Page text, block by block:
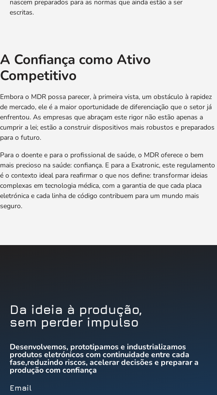
nascem preparados para as normas que ainda estão a ser
escritas.
A Confiança como Ativo
Competitivo
Embora o MDR possa parecer, à primeira vista, um obstáculo à rapidez
de mercado, ele é a maior oportunidade de diferenciação que o setor já
enfrentou. As empresas que abraçam este rigor não estão apenas a
cumprir a lei; estão a construir dispositivos mais robustos e preparados
para o futuro.
Para o doente e para o profissional de saúde, o MDR oferece o bem
mais precioso na saúde: confiança. E para a Exatronic, este regulamento
é o contexto ideal para reafirmar o que nos define: transformar ideias
complexas em tecnologia médica, com a garantia de que cada placa
eletrónica e cada linha de código contribuem para um mundo mais
seguro.
Da ideia à produção,
sem perder impulso
Desenvolvemos, prototipamos e industrializamos
produtos eletrónicos com continuidade entre cada
fase,reduzindo riscos, acelerar decisões e preparar a
produção com confiança
Email